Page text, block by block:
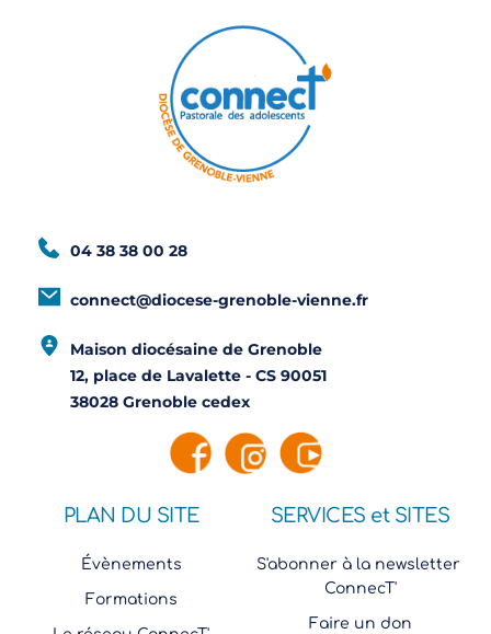
04 38 38 00 28
connect@diocese-grenoble-vienne.fr
Maison diocésaine de Grenoble
12, place de Lavalette - CS 90051
38028 Grenoble cedex
PLAN DU SITE
Évènements
Formations
SERVICES et SITES
S'abonner à la newsletter
ConnecT'
Faire un don